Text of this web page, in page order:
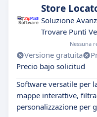
Store
Soluzione
Trovare Punti
Nessuna
Versione gratuita
Precio bajo solicitud
Software versatile per
mappe interattive,
personalizzazione per